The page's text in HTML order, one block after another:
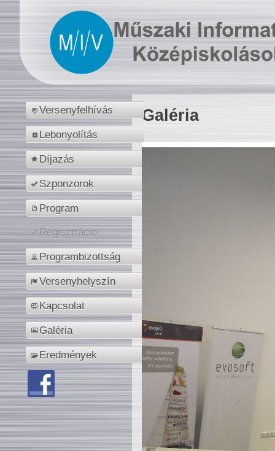
Versenyfelhívás
Lebonyolítás
Díjazás
Szponzorok
Program
Regisztráció
Programbizottság
Versenyhelyszín
Kapcsolat
Galéria
Eredmények
Galéria